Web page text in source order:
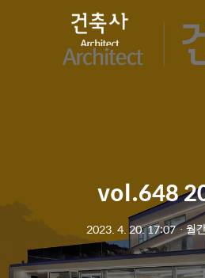
vol.648
2023. 4. 20. 17:07ㆍ월